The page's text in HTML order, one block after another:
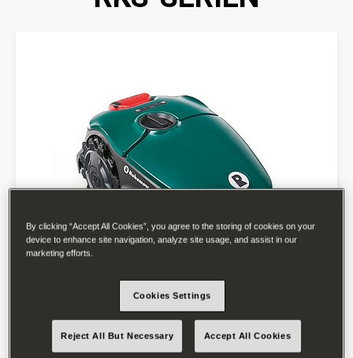
RKS 800
By clicking “Accept All Cookies”, you agree to the storing of cookies on your
device to enhance site navigation, analyze site usage, and assist in our
marketing efforts.
Cookies Settings
Reject All But Necessary Accept All Cookies